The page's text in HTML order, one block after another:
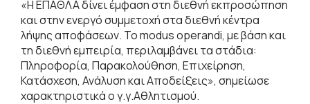
«Η ΕΠΑΘΛΑ δίνει έμφαση στη διεθνή εκπροσώπηση
και στην ενεργό συμμετοχή στα διεθνή κέντρα
λήψης αποφάσεων. Το modus operandi, με βάση και
τη διεθνή εμπειρία, περιλαμβάνει τα στάδια:
Πληροφορία, Παρακολούθηση, Επιχείρηση,
Κατάσχεση, Ανάλυση και Αποδείξεις», σημείωσε
χαρακτηριστικά o γ.γ.Αθλητισμού.